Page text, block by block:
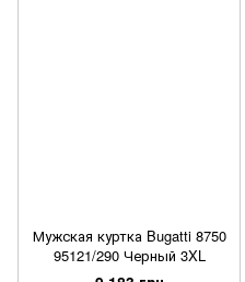
Мужская куртка Bugatti 8750
95121/290 Черный 3XL